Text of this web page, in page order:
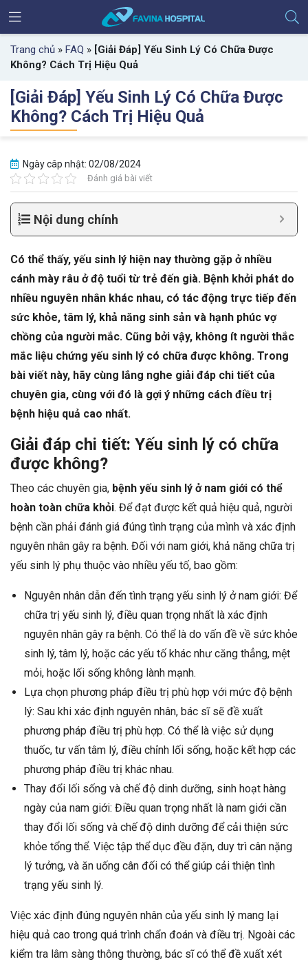
Trang chủ » FAQ » [Giải Đáp] Yếu Sinh Lý Có Chữa Được
Không? Cách Trị Hiệu Quả
[Giải Đáp] Yếu Sinh Lý Có Chữa Được
Không? Cách Trị Hiệu Quả
Ngày câp nhật: 02/08/2024
Đánh giá bài viết
Nội dung chính
Có thể thấy, yếu sinh lý hiện nay thường gặp ở nhiều
cánh mày râu ở độ tuổi từ trẻ đến già. Bệnh khởi phát do
nhiều nguyên nhân khác nhau, có tác động trực tiếp đến
sức khỏe, tâm lý, khả năng sinh sản và hạnh phúc vợ
chồng của người mắc. Cũng bởi vậy, không ít người thắc
mắc liệu chứng yếu sinh lý có chữa được không. Trong
bài viết này, hãy cùng lắng nghe giải đáp chi tiết của
chuyên gia, cùng với đó là gợi ý những cách điều trị
bệnh hiệu quả cao nhất.
Giải đáp chi tiết: Yếu sinh lý có chữa
được không?
Theo các chuyên gia, bệnh yếu sinh lý ở nam giới có thể
hoàn toàn chữa khỏi. Để đạt được kết quả hiệu quả, người
bệnh cần phải đánh giá đúng tình trạng của mình và xác định
nguyên nhân gây ra bệnh. Đối với nam giới, khả năng chữa trị
yếu sinh lý phụ thuộc vào nhiều yếu tố, bao gồm:
Nguyên nhân dẫn đến tình trạng yếu sinh lý ở nam giới: Để
chữa trị yếu sinh lý, điều quan trọng nhất là xác định
nguyên nhân gây ra bệnh. Có thể là do vấn đề về sức khỏe
sinh lý, tâm lý, hoặc các yếu tố khác như căng thẳng, mệt
mỏi, hoặc lối sống không lành mạnh.
Lựa chọn phương pháp điều trị phù hợp với mức độ bệnh
lý: Sau khi xác định nguyên nhân, bác sĩ sẽ đề xuất
phương pháp điều trị phù hợp. Có thể là việc sử dụng
thuốc, tư vấn tâm lý, điều chỉnh lối sống, hoặc kết hợp các
phương pháp điều trị khác nhau.
Thay đổi lối sống và chế độ dinh dưỡng, sinh hoạt hàng
ngày của nam giới: Điều quan trọng nhất là nam giới cần
thay đổi lối sống và chế độ dinh dưỡng để cải thiện sức
khỏe tổng thể. Việc tập thể dục đều đặn, duy trì cân nặng
lý tưởng, và ăn uống cân đối có thể giúp cải thiện tình
trạng yếu sinh lý.
Việc xác định đúng nguyên nhân của yếu sinh lý mang lại
hiệu quả cao trong quá trình chẩn đoán và điều trị. Ngoài các
kiểm tra lâm sàng thông thường, bác sĩ có thể đề xuất xét